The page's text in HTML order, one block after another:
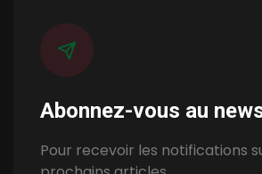
Abonnez-vous au
Pour recevoir les notifications